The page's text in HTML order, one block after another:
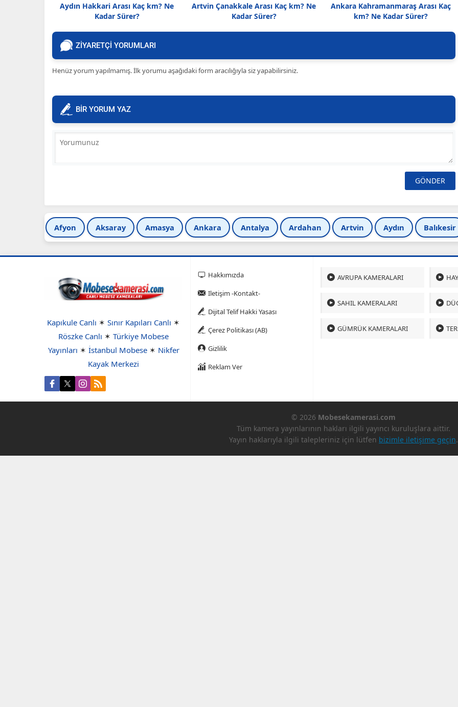
Aydın Hakkari Arası Kaç km? Ne
Kadar Sürer?
Artvin Çanakkale Arası Kaç km? Ne
Kadar Sürer?
Ankara Kahramanmaraş Arası Kaç
km? Ne Kadar Sürer?
ZİYARETÇİ YORUMLARI
Henüz yorum yapılmamış. İlk yorumu aşağıdaki form aracılığıyla siz yapabilirsiniz.
BİR YORUM YAZ
Afyon Aksaray Amasya Ankara Antalya Ardahan Artvin Aydın Balıkesir
Kapıkule Canlı ✶ Sınır Kapıları Canlı ✶
Röszke Canlı ✶ Türkiye Mobese
Yayınları ✶ İstanbul Mobese✶ Nikfer
Kayak Merkezi
Hakkımızda
Iletişim -Kontakt-
Dijital Telif Hakki Yasası
Çerez Politikası (AB)
Gizlilik
Reklam Ver
AVRUPA KAMERALARI
SAHIL KAMERALARI
GÜMRÜK KAMERALARI
© 2026 Mobesekamerasi.com
Tüm kamera yayınlarının hakları ilgili yayıncı kuruluşlara aittir.
Yayın haklarıyla ilgili talepleriniz için lütfen bizimle iletişime geçin.